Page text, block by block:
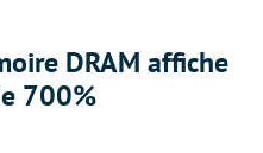
DRAM affiche
700%